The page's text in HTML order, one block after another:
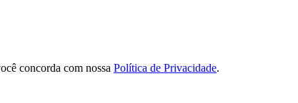
concorda com nossa Política de Privacidade.